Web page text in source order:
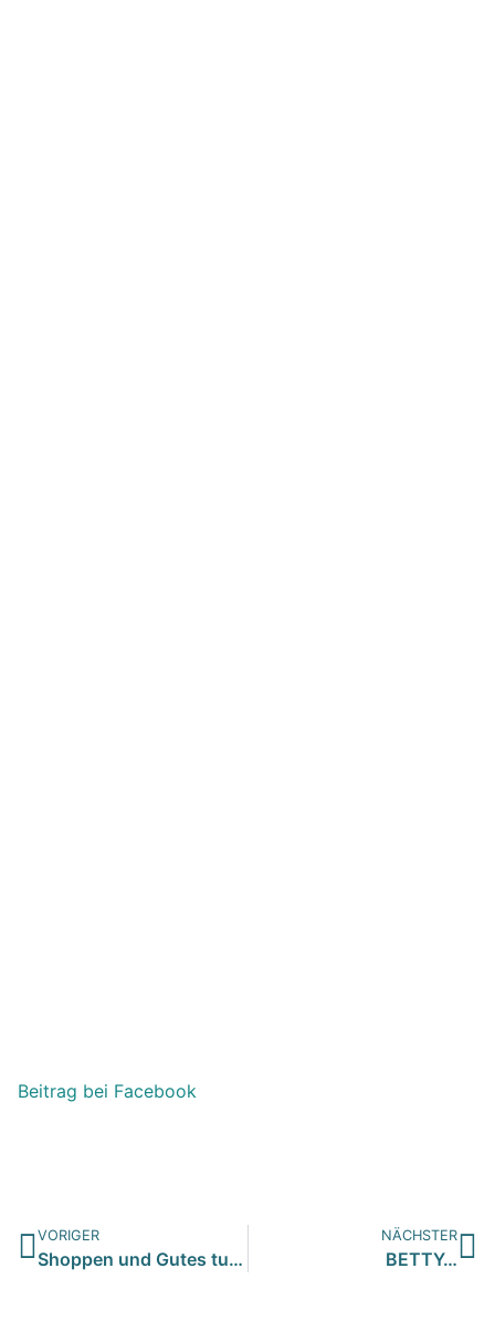
Beitrag bei Facebook
VORIGER
Shoppen und Gutes tun…
NÄCHSTER
BETTY…